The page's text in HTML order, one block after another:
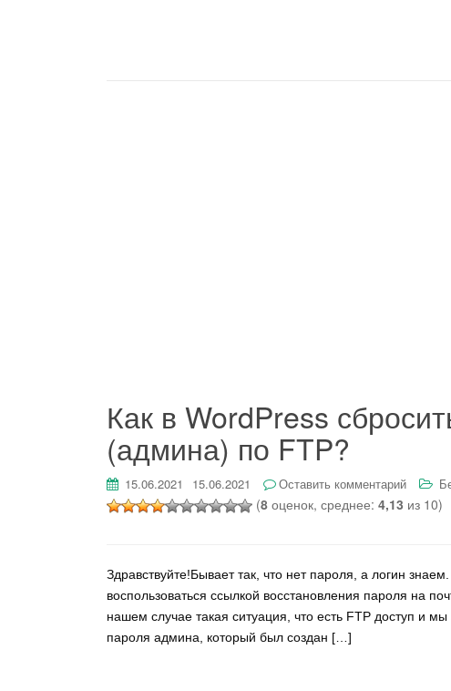
Как в WordPress
(админа) по FTP?
15.06.2021 15.06.2021 Оставить комментарий
(8 оценок, среднее: 4,13 из 10)
Здравствуйте!Бывает так, что нет пароля, а логин
воспользоваться ссылкой восстановления пароля на
нашем случае такая ситуация, что есть FTP доступ и
пароля админа, который был создан […]